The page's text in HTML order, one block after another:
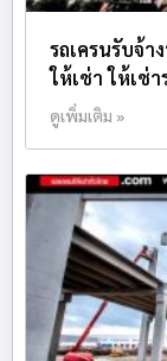
รถเครนรับจ้า
ให้เช่า ให้เช่า
ดูเพิ่มเติม »